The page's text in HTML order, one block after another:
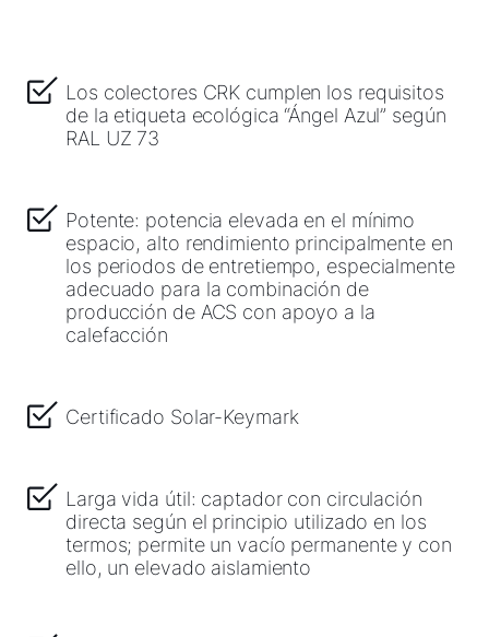
Los colectores CRK cumplen los requisitos
de la etiqueta ecológica “Ángel Azul” según
RAL UZ 73
Potente: potencia elevada en el mínimo
espacio, alto rendimiento principalmente en
los periodos de entretiempo, especialmente
adecuado para la combinación de
producción de ACS con apoyo a la
calefacción
Certificado Solar-Keymark
Larga vida útil: captador con circulación
directa según el principio utilizado en los
termos; permite un vacío permanente y con
ello, un elevado aislamiento
Herramientas
Descargas
Servicio App